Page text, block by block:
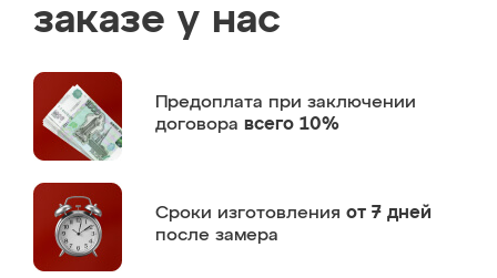
заказе у нас
Предоплата при заключении
договора всего 10%
Сроки изготовления от 7 дней
после замера